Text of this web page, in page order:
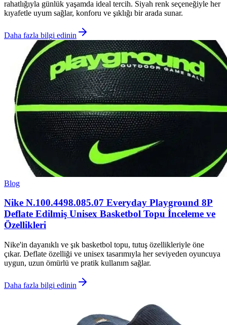
rahatlığıyla günlük yaşamda ideal tercih. Siyah renk seçeneğiyle her
kıyafetle uyum sağlar, konforu ve şıklığı bir arada sunar.
Daha fazla bilgi edinin
Blog
Nike N.100.4498.085.07 Everyday Playground 8P
Deflate Edilmiş Unisex Basketbol Topu İnceleme ve
Özellikleri
Nike'in dayanıklı ve şık basketbol topu, tutuş özellikleriyle öne
çıkar. Deflate özelliği ve unisex tasarımıyla her seviyeden oyuncuya
uygun, uzun ömürlü ve pratik kullanım sağlar.
Daha fazla bilgi edinin